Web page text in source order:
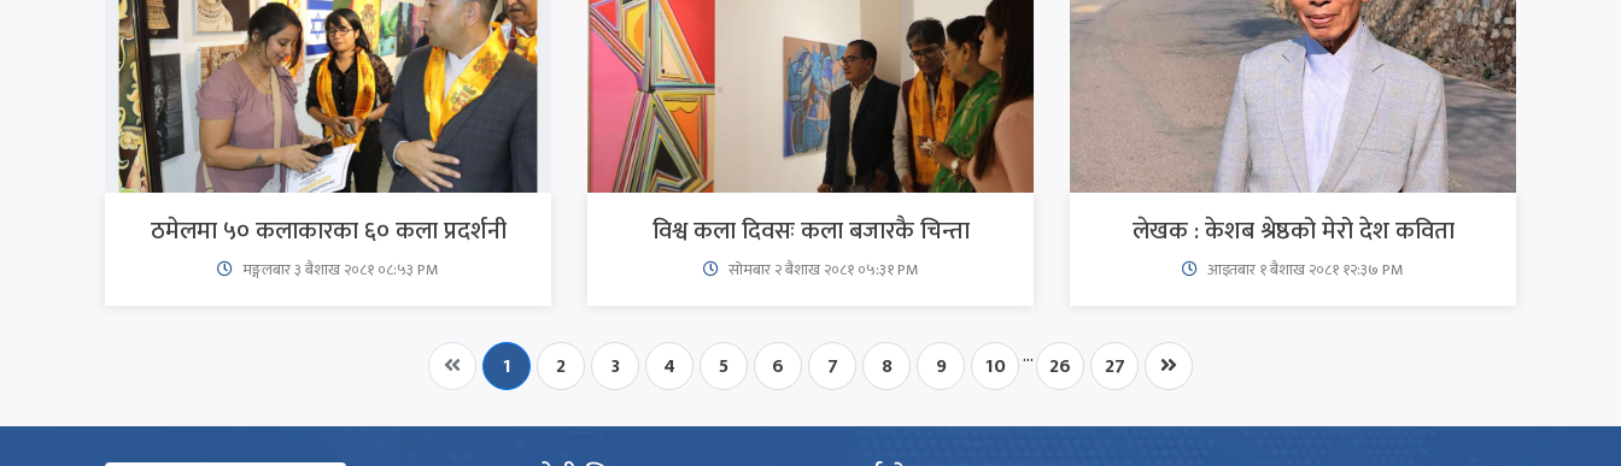
ठमेलमा ५० कलाकारका ६० कला प्रदर्शनी
मङ्गलबार ३ बैशाख २०८१ ०८:५३ PM
विश्व कला दिवसः कला बजारकै चिन्ता
सोमबार २ बैशाख २०८१ ०५:३१ PM
लेखक : केशब श्रेष्ठको मेरो देश कविता
आइतबार​ १ बैशाख २०८१ १२:३७ PM
1 2 3 4 5 6 7 8 9 10 ... 26 27